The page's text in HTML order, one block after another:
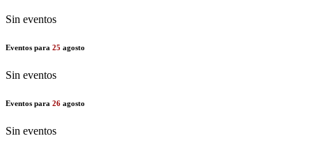
Sin eventos
Eventos para 25 agosto
Sin eventos
Eventos para 26 agosto
Sin eventos